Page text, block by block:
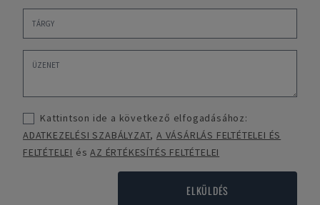
Kattintson ide a következő elfogadásához:
ADATKEZELÉSI SZABÁLYZAT,A VÁSÁRLÁS FELTÉTELEI ÉS
FELTÉTELEI ésAZ ÉRTÉKESÍTÉS FELTÉTELEI
ELKÜLDÉS